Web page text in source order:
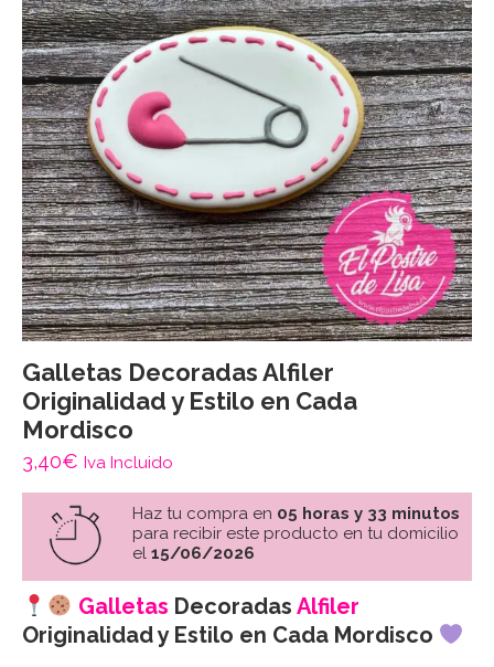
Galletas Decoradas Alfiler
Originalidad y Estilo en Cada
Mordisco
3,40€ Iva Incluido
Haz tu compra en 05 horas y 33 minutos
para recibir este producto en tu domicilio
el 15/06/2026
Galletas Decoradas Alfiler
Originalidad y Estilo en Cada Mordisco